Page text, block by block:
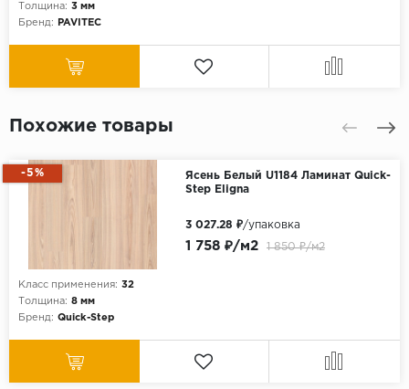
Толщина: 3 мм
Бренд:
PAVITEC
Похожие товары
-5%
Ясень Белый U1184 Ламинат Quick-
Step Eligna
Класс применения: 32
Толщина: 8 мм
Бренд: Quick-Step
1 758 ₽/м2 1 850 ₽/м2
3 027.28 ₽/упаковка